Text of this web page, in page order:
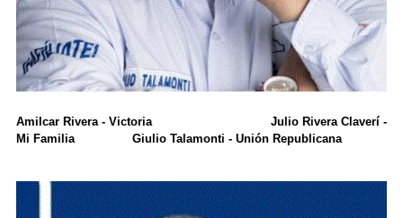
Amilcar Rivera - Victoria Julio Rivera Claverí -
Mi Familia Giulio Talamonti - Unión Republicana